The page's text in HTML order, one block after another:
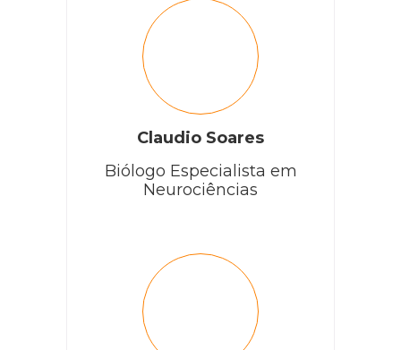
Claudio Soares
Biólogo Especialista em
Neurociências